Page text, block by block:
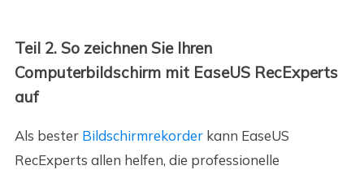
Teil 2. So zeichnen Sie Ihren
Computerbildschirm mit EaseUS RecExperts
auf
Als bester Bildschirmrekorderkann EaseUS
RecExperts allen helfen, die professionelle